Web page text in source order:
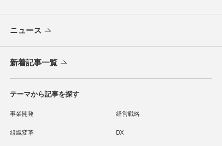
ニュース
新着記事一覧
テーマから記事を探す
事業開発 経営戦略
組織変革 DX